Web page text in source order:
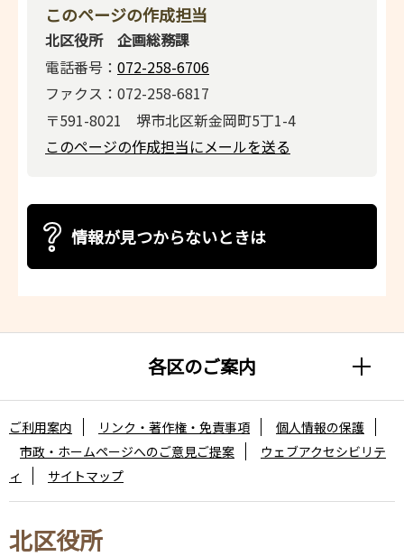
このページの作成担当
北区役所 企画総務課
電話番号： 072-258-6706
ファクス：072-258-6817
〒591-8021 堺市北区新金岡町5丁1-4
このページの作成担当にメールを送る
情報が見つからないときは
各区のご案内
北区役所
ご利用案内 リンク・著作権・免責事項
個人情報の保護
市政・ホームページへのご意見ご提案
ウェブアクセシビリテ
ィ
サイトマップ